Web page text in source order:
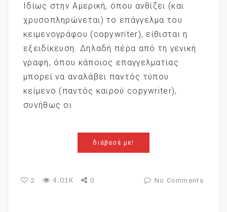
Ιδίως στην Αμερική, όπου ανθίζει (και
χρυσοπληρώνεται) το επάγγελμα του
κειμενογράφου (copywriter), είθισται η
εξειδίκευση. Δηλαδή πέρα από τη γενική
γραφή, όπου κάποιος επαγγελματίας
μπορεί να αναλάβει παντός τύπου
κείμενο (παντός καιρού copywriter),
συνήθως οι
διάβασέ με!
2 4.01K 0 No Comments